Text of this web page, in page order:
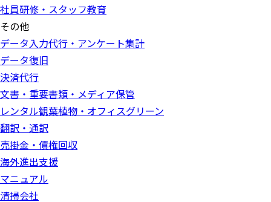
社員研修・スタッフ教育
その他
データ入力代行・アンケート集計
データ復旧
決済代行
文書・重要書類・メディア保管
レンタル観葉植物・オフィスグリーン
翻訳・通訳
売掛金・債権回収
海外進出支援
マニュアル
清掃会社